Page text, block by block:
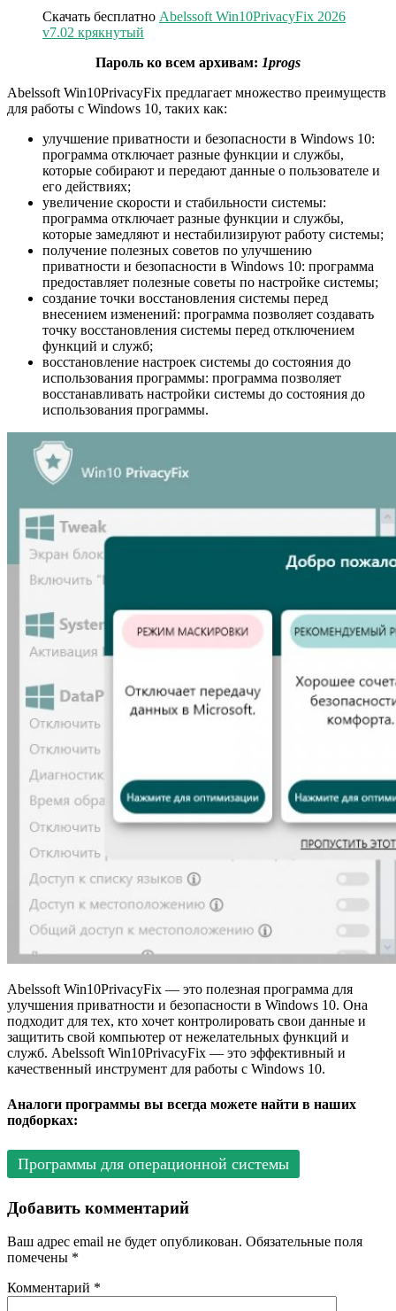
Скачать бесплатно Abelssoft Win10PrivacyFix 2026
v7.02 крякнутый
Пароль ко всем архивам: 1progs
Abelssoft Win10PrivacyFix предлагает множество преимуществ
для работы с Windows 10, таких как:
улучшение приватности и безопасности в Windows 10:
программа отключает разные функции и службы,
которые собирают и передают данные о пользователе и
его действиях;
увеличение скорости и стабильности системы:
программа отключает разные функции и службы,
которые замедляют и нестабилизируют работу системы;
получение полезных советов по улучшению
приватности и безопасности в Windows 10: программа
предоставляет полезные советы по настройке системы;
создание точки восстановления системы перед
внесением изменений: программа позволяет создавать
точку восстановления системы перед отключением
функций и служб;
восстановление настроек системы до состояния до
использования программы: программа позволяет
восстанавливать настройки системы до состояния до
использования программы.
Abelssoft Win10PrivacyFix — это полезная программа для
улучшения приватности и безопасности в Windows 10. Она
подходит для тех, кто хочет контролировать свои данные и
защитить свой компьютер от нежелательных функций и
служб. Abelssoft Win10PrivacyFix — это эффективный и
качественный инструмент для работы с Windows 10.
Аналоги программы вы всегда можете найти в наших
подборках:
Программы для операционной системы
Добавить комментарий
Ваш адрес email не будет опубликован. Обязательные поля
помечены *
Комментарий *